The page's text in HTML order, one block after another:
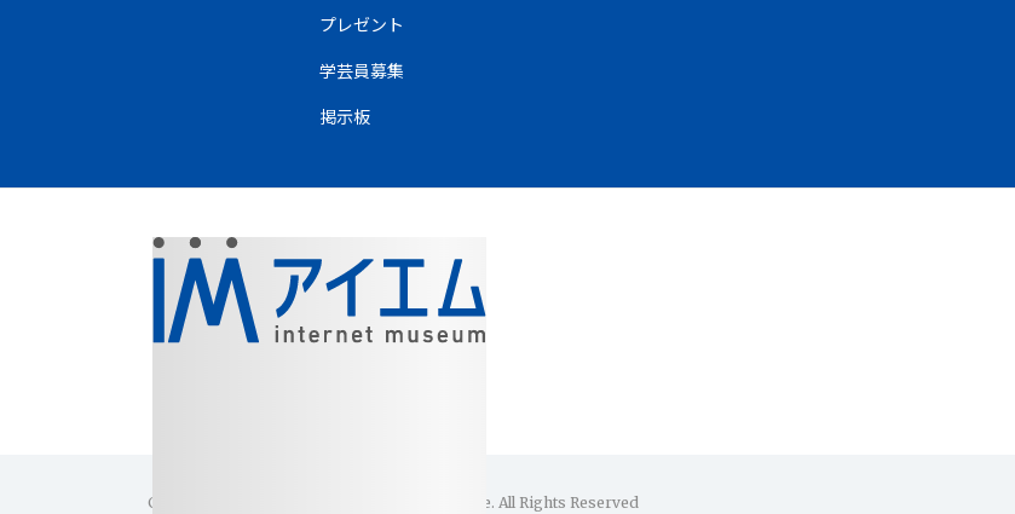
プレゼント
学芸員募集
掲示板
Copyright(C)1996-2026 Internet Museum Office. All Rights Reserved